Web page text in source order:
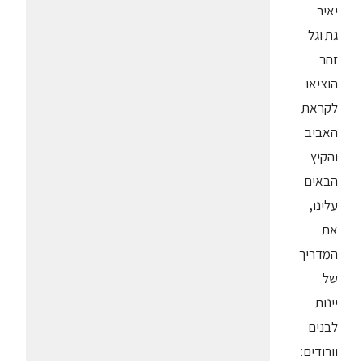
יאיר
גת וגל
זהר
הוציאו
לקראת
האביב
והקיץ
הבאים
עלינו,
את
המדריך
של
יינות
לבנים
וורודים: